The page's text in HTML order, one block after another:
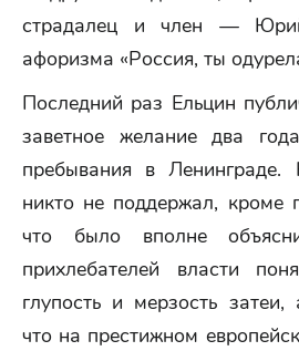
страдалец и член —
афоризма «Россия, ты
Последний раз Ельцин
заветное желание два
пребывания в
никто не поддержал, кроме
что было вполне
прихлебателей власти
глупость и мерзость
что на престижном